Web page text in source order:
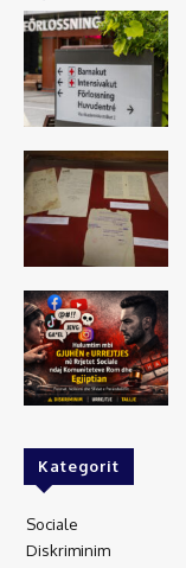
Kategorit
Sociale
Diskriminim